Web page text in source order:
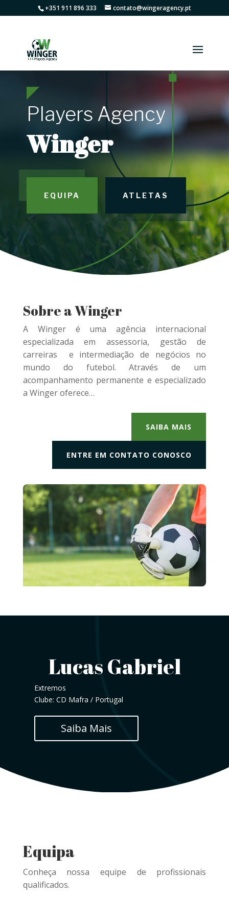
+351 911 896 333 contato@wingeragency.pt
Players Agency
Winger
EQUIPA ATLETAS
Sobre a Winger
A Winger é uma agência internacional
especializada em assessoria, gestão de
carreiras e intermediação de negócios no
mundo do futebol. Através de um
acompanhamento permanente e especializado
a Winger oferece…
SAIBA MAIS
ENTRE EM CONTATO CONOSCO
Lucas Gabriel
Extremos
Clube: CD Mafra / Portugal
Saiba Mais
Equipa
Conheça nossa equipe de profissionais
qualificados.